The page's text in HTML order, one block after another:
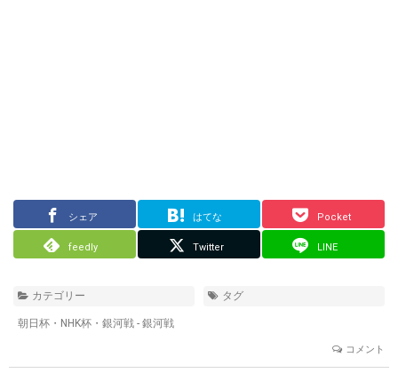
シェア はてな Pocket
feedly Twitter LINE
カテゴリー
朝日杯・NHK杯・銀河戦 - 銀河戦
タグ
コメント